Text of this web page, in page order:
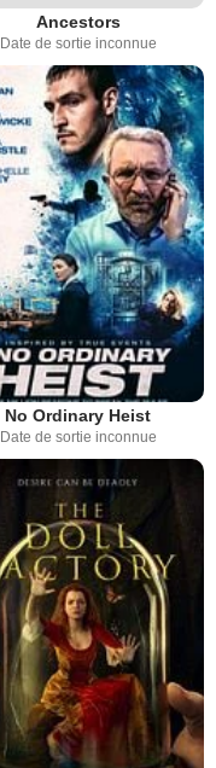
Ancestors
Date de sortie inconnue
No Ordinary Heist
Date de sortie inconnue